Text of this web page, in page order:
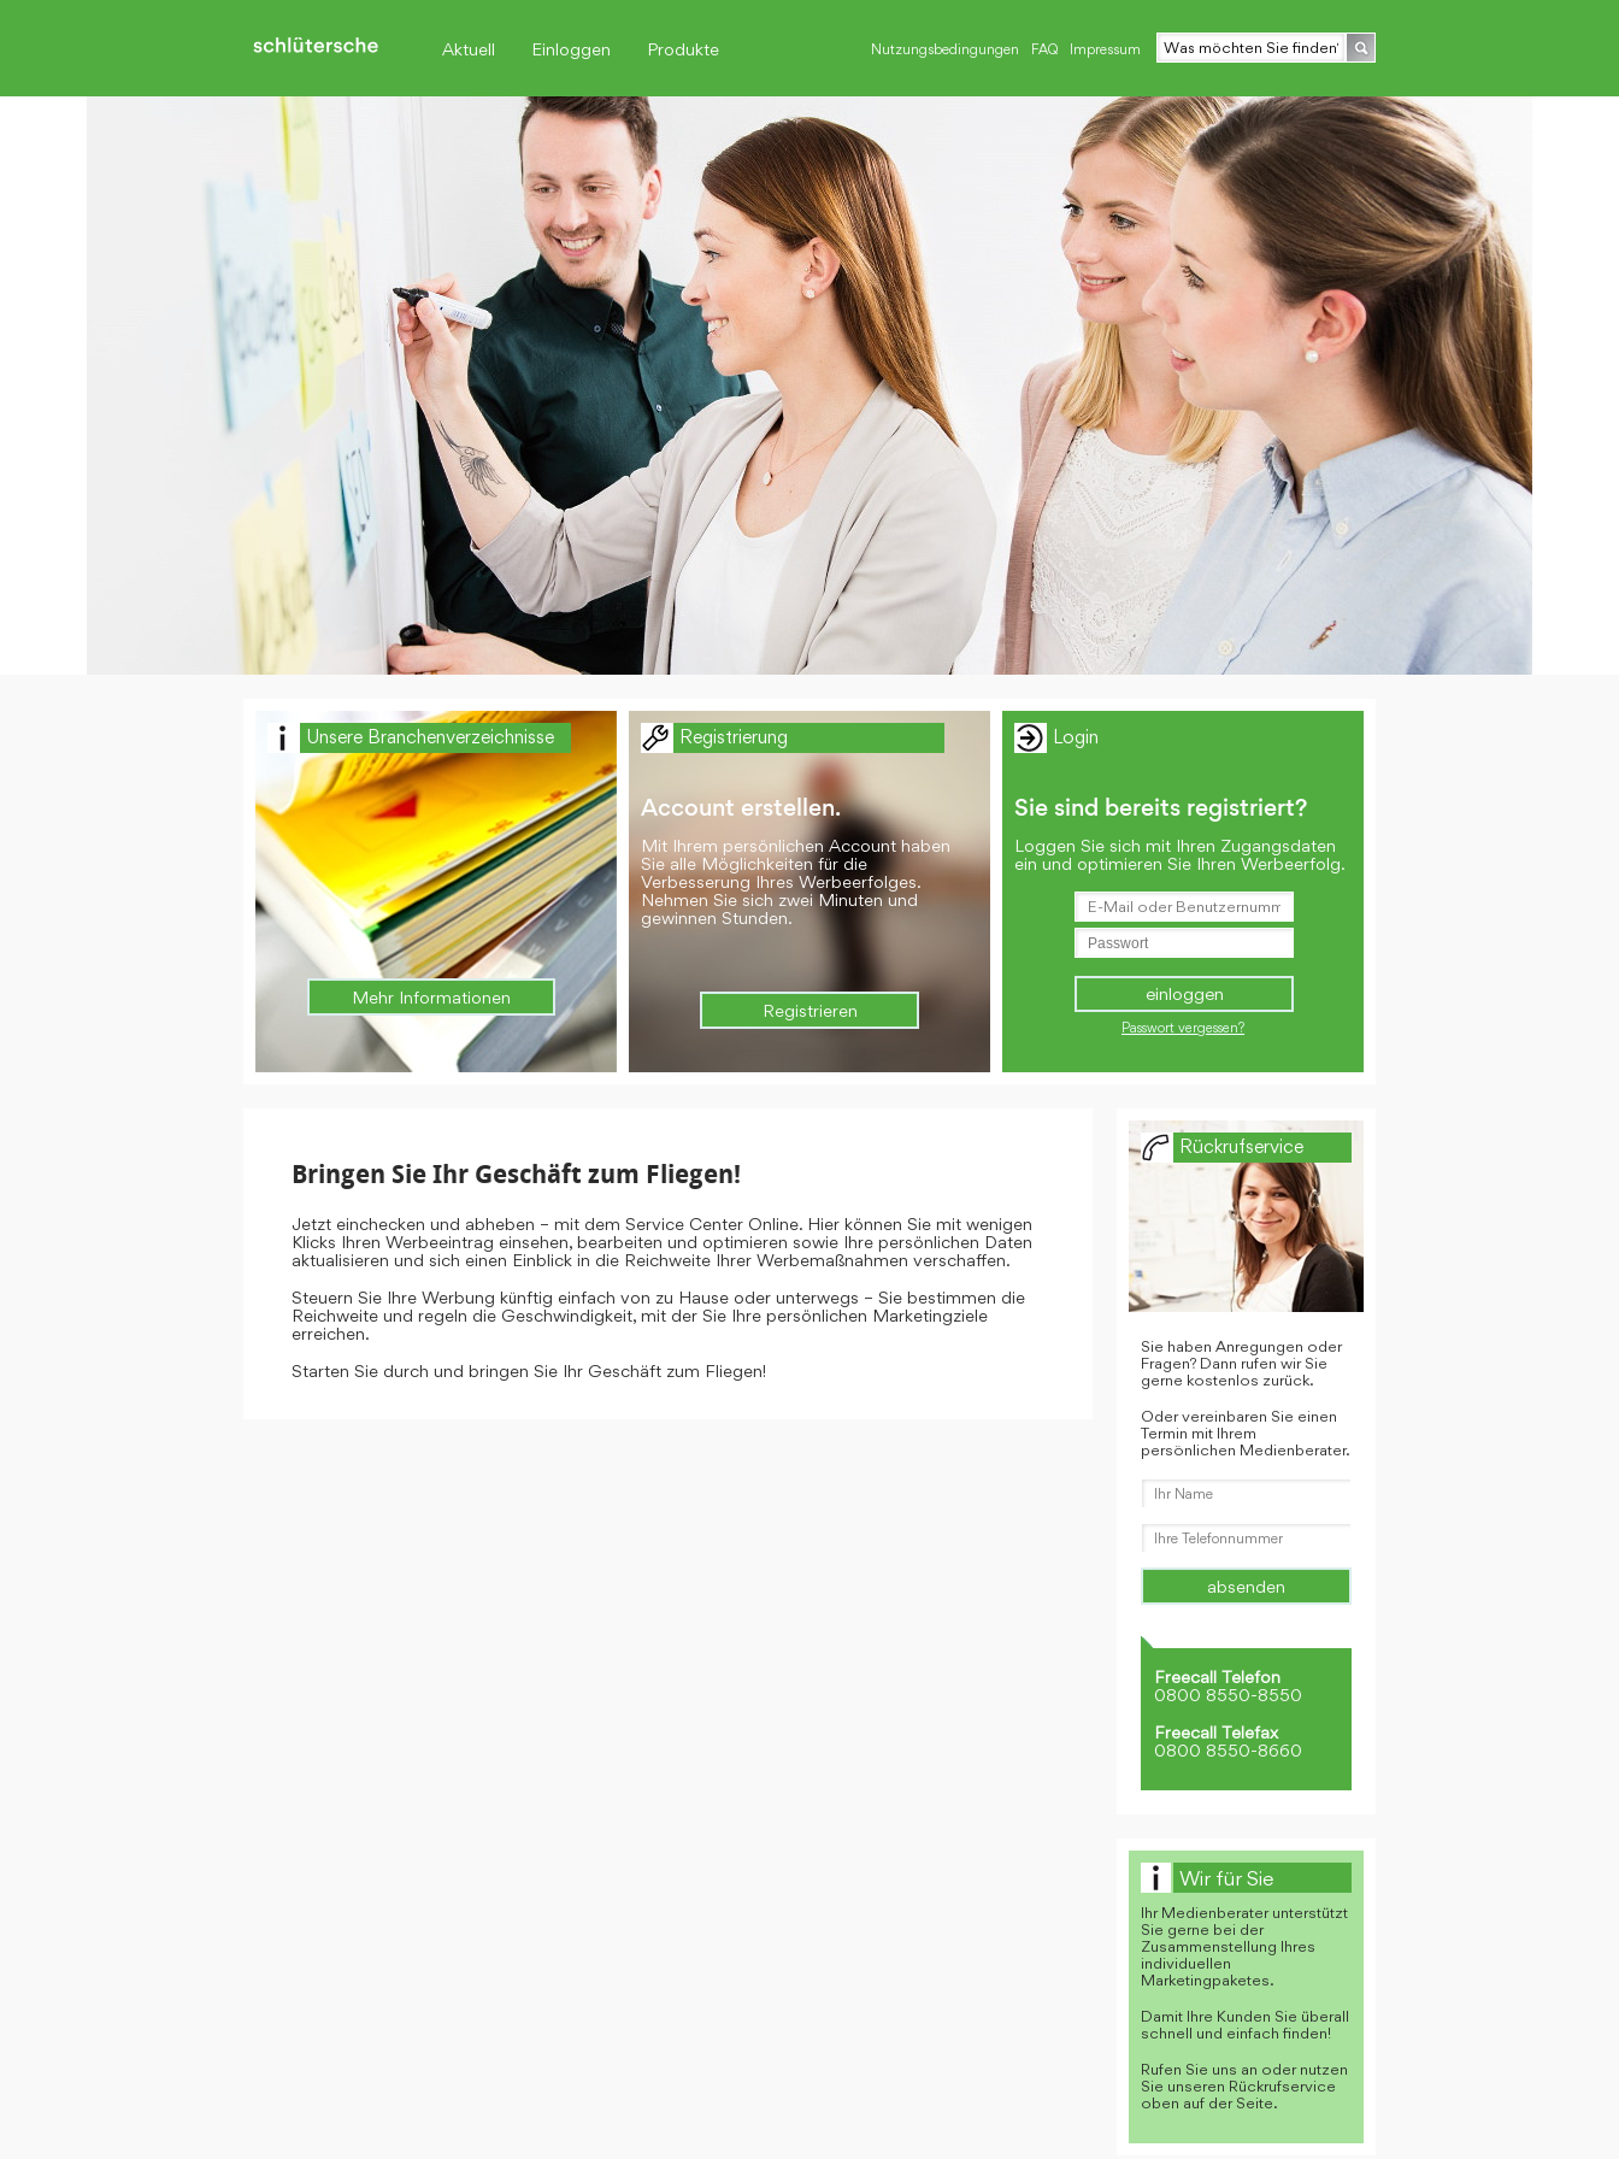
Aktuell Einloggen Produkte Nutzungsbedingungen FAQ Impressum
Unsere Branchenverzeichnisse
Mehr Informationen
Registrierung
Account erstellen.
Mit Ihrem persönlichen Account haben
Sie alle Möglichkeiten für die
Verbesserung Ihres Werbeerfolges.
Nehmen Sie sich zwei Minuten und
gewinnen Stunden.
Registrieren
Login
Sie sind bereits registriert?
Loggen Sie sich mit Ihren Zugangsdaten
ein und optimieren Sie Ihren Werbeerfolg.
Passwort vergessen?
Bringen Sie Ihr Geschäft zum Fliegen!
Jetzt einchecken und abheben – mit dem Service Center Online. Hier können Sie mit wenigen
Klicks Ihren Werbeeintrag einsehen, bearbeiten und optimieren sowie Ihre persönlichen Daten
aktualisieren und sich einen Einblick in die Reichweite Ihrer Werbemaßnahmen verschaffen.
Steuern Sie Ihre Werbung künftig einfach von zu Hause oder unterwegs – Sie bestimmen die
Reichweite und regeln die Geschwindigkeit, mit der Sie Ihre persönlichen Marketingziele
erreichen.
Starten Sie durch und bringen Sie Ihr Geschäft zum Fliegen!
Rückrufservice
Sie haben Anregungen oder
Fragen? Dann rufen wir Sie
gerne kostenlos zurück.
Oder vereinbaren Sie einen
Termin mit Ihrem
persönlichen Medienberater.
Freecall Telefon
0800 8550-8550
Freecall Telefax
0800 8550-8660
Wir für Sie
Ihr Medienberater unterstützt
Sie gerne bei der
Zusammenstellung Ihres
individuellen
Marketingpaketes.
Damit Ihre Kunden Sie überall
schnell und einfach finden!
Rufen Sie uns an oder nutzen
Sie unseren Rückrufservice
oben auf der Seite.